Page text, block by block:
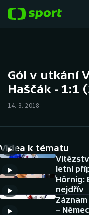
Hokej
Cyklistika
DALŠÍ SPORTY
Americký fotbal
NEPŘEHLÉDNĚTE
Gól v utkání
Haščák - 1:1
14. 3. 2018
Videa k tématu
letní
Hörnig:
nejdřív
–